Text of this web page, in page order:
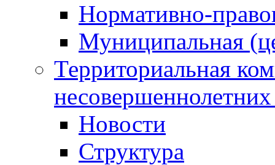
Нормативно-
Муниципальная
Территориальная
Новости
Структура